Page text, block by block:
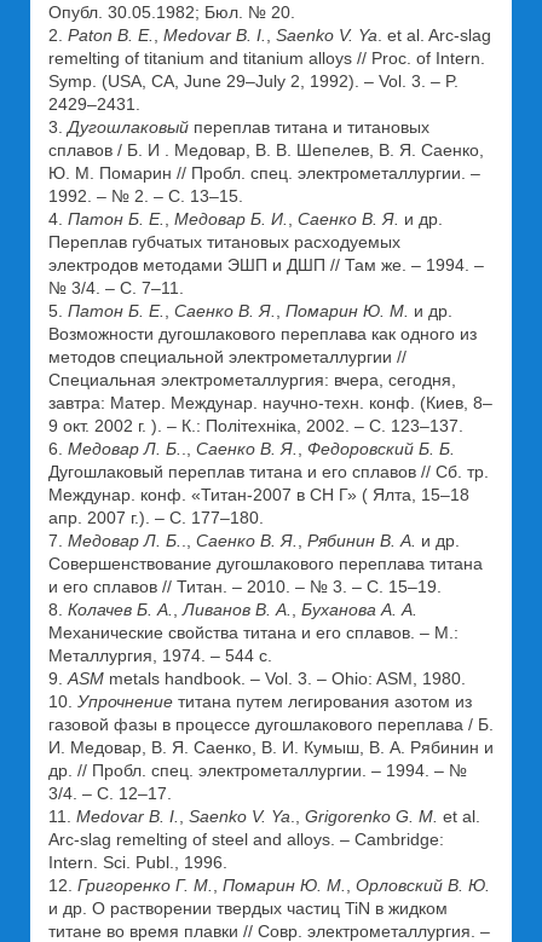
Опубл. 30.05.1982; Бюл. № 20.
2. Paton B. E. Medovar B. I. Saenko V. Ya . et аl. Arc-slag
remelting of titanium and titanium alloys // Proc. of Intern.
Symp. (USA, CA, June 29–July 2, 1992). – Vol. 3. – P.
2429–2431.
3. Дугошлаковый переплав титана и титановых
сплавов / Б. И . Медовар, В. В. Шепелев, В. Я. Саенко,
Ю. М. Помарин // Пробл. спец. электрометаллургии. –
1992. – № 2. – С. 13–15.
4. Патон Б. Е. Медовар Б. И. Саенко В. Я. и др.
Переплав губчатых титановых расходуемых
электродов методами ЭШП и ДШП // Там же. – 1994. –
№ 3/4. – С. 7–11.
5. Патон Б. Е. Саенко В. Я. Помарин Ю. М. и др.
Возможности дугошлакового переплава как одного из
методов специальной электрометаллургии //
Специальная электрометаллургия: вчера, сегодня,
завтра: Матер. Междунар. научно-техн. конф. (Киев, 8–
9 окт. 2002 г. ). – К.: Політехніка, 2002. – С. 123–137.
6. Медовар Л. Б. Саенко В. Я.
Федоровский Б. Б.
Дугошлаковый переплав титана и его сплавов // Сб. тр.
Междунар. конф. «Титан-2007 в СН Г» ( Ялта, 15–18
апр. 2007 г.). – С. 177–180.
7. Медовар Л. Б. Саенко В. Я. Рябинин В. А. и др.
Совершенствование дугошлакового переплава титана
и его сплавов // Титан. – 2010. – № 3. – С. 15–19.
8. Колачев Б. А. Ливанов В. А.
Буханова А. А.
Механические свойства титана и его сплавов. – М.:
Металлургия, 1974. – 544 с.
9. ASM metals handbook. – Vol. 3. – Ohio: ASM, 1980.
10. Упрочнение титана путем легирования азотом из
газовой фазы в процессе дугошлакового переплава / Б.
И. Медовар, В. Я. Саенко, В. И. Кумыш, В. А. Рябинин и
др. // Пробл. спец. электрометаллургии. – 1994. – №
3/4. – С. 12–17.
11. Medovar B. I. Saenko V. Ya Grigorenko G. M. et al.
Arc-slag remelting of steel and alloys. – Cambridge:
Intern. Sci. Publ., 1996.
12. Григоренко Г. М. Помарин Ю. М.
Орловский В. Ю.
и др. О растворении твердых частиц TiN в жидком
титане во время плавки // Совр. электрометаллургия. –